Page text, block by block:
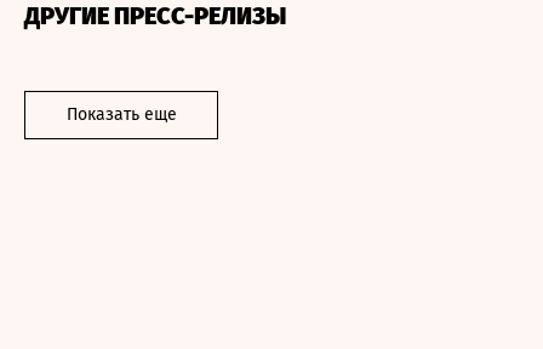
ДРУГИЕ ПРЕСС-РЕЛИЗЫ
Показать еще